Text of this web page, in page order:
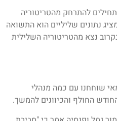
להתרחק מהטריטוריה
נתונים שליליים הוא התשואה
נצא מהטריטוריה השלילית
שוחחנו עם כמה מנהלי
החולף והכיוונים להמשך.